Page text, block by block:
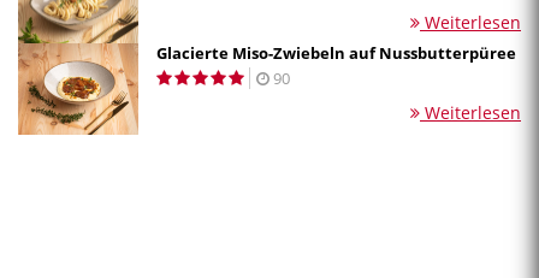
Weiterlesen
Glacierte Miso-Zwiebeln auf Nussbutterpüree
90
Weiterlesen